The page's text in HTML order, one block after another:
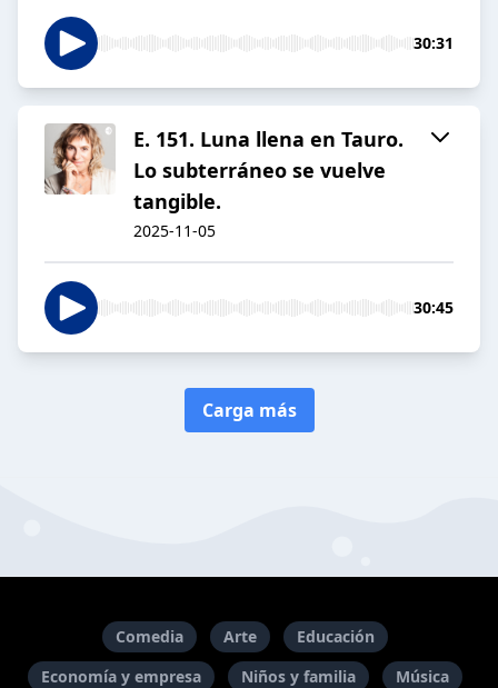
30:31
E. 151. Luna llena en Tauro.
Lo subterráneo se vuelve
tangible.
2025-11-05
30:45
Carga más
Comedia Arte
Educación
Economía y empresa
Niños y familia
Música